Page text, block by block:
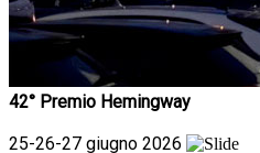
42° Premio Hemingway
25-26-27 giugno 2026